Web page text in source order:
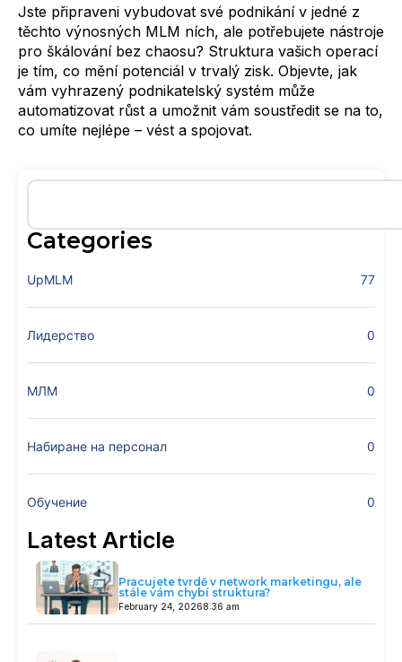
Categories
UpMLM 77
Лидерство 0
МЛМ 0
Набиране на персонал 0
Обучение 0
Latest Article
February 24, 20268:36 am
Pracujete tvrdě v network marketingu, ale
stále vám chybí struktura?
Jste připraveni vybudovat své podnikání v jedné z
těchto výnosných MLM ních, ale potřebujete nástroje
pro škálování bez chaosu? Struktura vašich operací
je tím, co mění potenciál v trvalý zisk. Objevte, jak
vám vyhrazený podnikatelský systém může
automatizovat růst a umožnit vám soustředit se na to,
co umíte nejlépe – vést a spojovat.